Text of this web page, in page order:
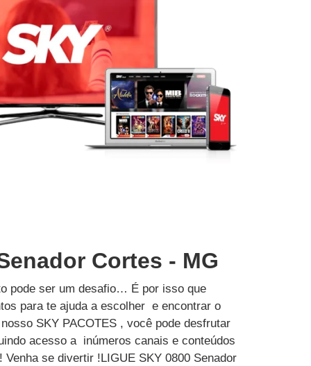
Cortes - MG
pode ser um desafio… É por isso que
para te ajuda a escolher e encontrar o
SKY PACOTES , você pode desfrutar
acesso a inúmeros canais e conteúdos
se divertir !LIGUE SKY 0800 Senador